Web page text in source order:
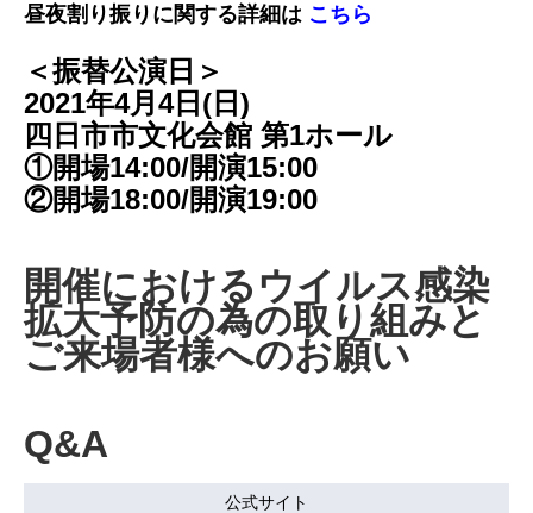
昼夜割り振りに関する詳細は こちら
＜振替公演日＞
2021年4月4日(日)
四日市市文化会館 第1ホール
①開場14:00/開演15:00
②開場18:00/開演19:00
開催におけるウイルス感染
拡大予防の為の取り組みと
ご来場者様へのお願い
Q&A
公式サイト